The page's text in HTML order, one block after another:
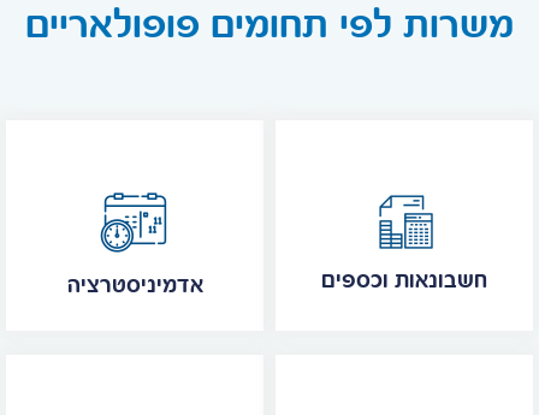
משרות לפי תחומים פופולאריים
אדמיניסטרציה חשבונאות וכספים